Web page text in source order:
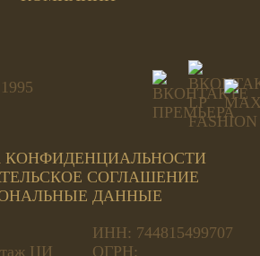
КОНФИДЕНЦИАЛЬНОСТИ
СОГЛАШЕНИЕ
ДАННЫЕ
ЦИ
ИНН: 744815499707
ОГРН: